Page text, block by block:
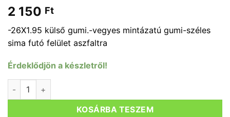
2 150 Ft
-26X1.95 külső gumi.-vegyes mintázatú gumi-széles
sima futó felület aszfaltra
Érdeklődjön a készletről!
KENDA KONTACT 26" KÜLSŐ GUMI mennyiség
KOSÁRBA TESZEM